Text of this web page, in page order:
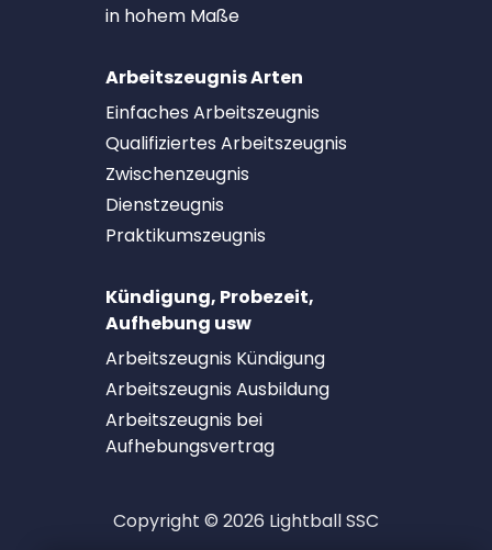
in hohem Maße
Arbeitszeugnis Arten
Einfaches Arbeitszeugnis
Qualifiziertes Arbeitszeugnis
Zwischenzeugnis
Dienstzeugnis
Praktikumszeugnis
Kündigung, Probezeit,
Aufhebung usw
Arbeitszeugnis Kündigung
Arbeitszeugnis Ausbildung
Arbeitszeugnis bei
Aufhebungsvertrag
Copyright © 2026 Lightball SSC